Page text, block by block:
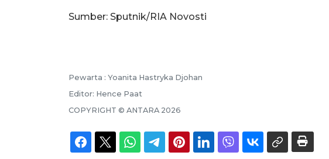
Sumber: Sputnik/RIA Novosti
Pewarta : Yoanita Hastryka Djohan
Editor: Hence Paat
COPYRIGHT © ANTARA 2026